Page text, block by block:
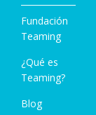
Fundación
Teaming
¿Qué es
Teaming?
Blog